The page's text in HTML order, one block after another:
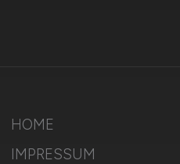
HOME
IMPRESSUM